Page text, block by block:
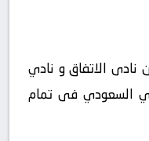
2026-01-21 كلا من نادى الاتفاق و نادي
السعودي فى تمام